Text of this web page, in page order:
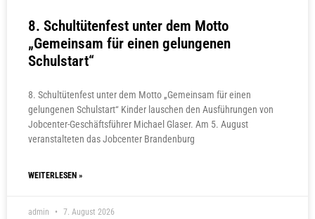
8. Schultütenfest unter dem Motto
„Gemeinsam für einen gelungenen
Schulstart“
8. Schultütenfest unter dem Motto „Gemeinsam für einen
gelungenen Schulstart“ Kinder lauschen den Ausführungen von
Jobcenter-Geschäftsführer Michael Glaser. Am 5. August
veranstalteten das Jobcenter Brandenburg
WEITERLESEN »
admin 7. August 2026